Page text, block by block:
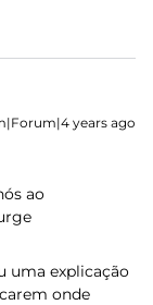
years ago
ao
uma explicação
onde